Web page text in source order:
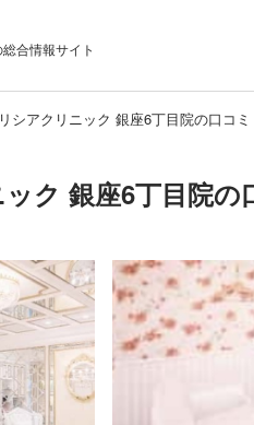
合情報サイト
シアクリニック 銀座6丁目院の口コ
ク 銀座6丁目院の